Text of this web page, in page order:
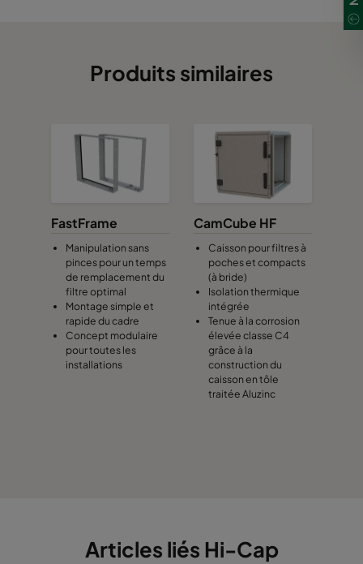
Produits similaires
FastFrame
Manipulation sans
pinces pour un temps
de remplacement du
filtre optimal
Montage simple et
rapide du cadre
Concept modulaire
pour toutes les
installations
CamCube HF
Caisson pour filtres à
poches et compacts
(à bride)
Isolation thermique
intégrée
Tenue à la corrosion
élevée classe C4
grâce à la
construction du
caisson en tôle
traitée Aluzinc
Articles liés Hi-Cap